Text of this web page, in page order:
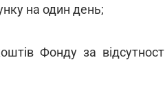
на один день;
Фонду за